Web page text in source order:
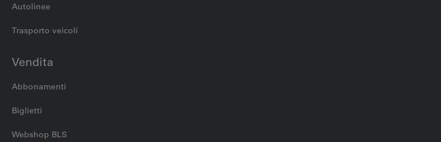
Autolinee
Trasporto veicoli
Vendita
Abbonamenti
Biglietti
Webshop BLS